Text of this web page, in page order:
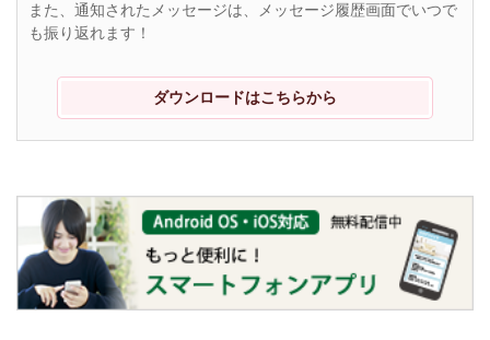
また、通知されたメッセージは、メッセージ履歴画面でいつで
も振り返れます！
ダウンロードはこちらから